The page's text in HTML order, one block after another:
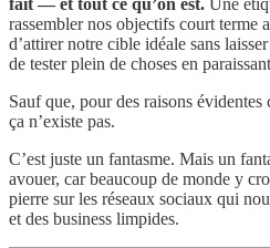
fait — et tout ce qu’on est. Une
rassembler nos objectifs court terme
d’attirer notre cible idéale sans
de tester plein de choses en
Sauf que, pour des raisons
ça n’existe pas.
C’est juste un fantasme. Mais un
avouer, car beaucoup de monde y
pierre sur les réseaux sociaux qui
et des business limpides.